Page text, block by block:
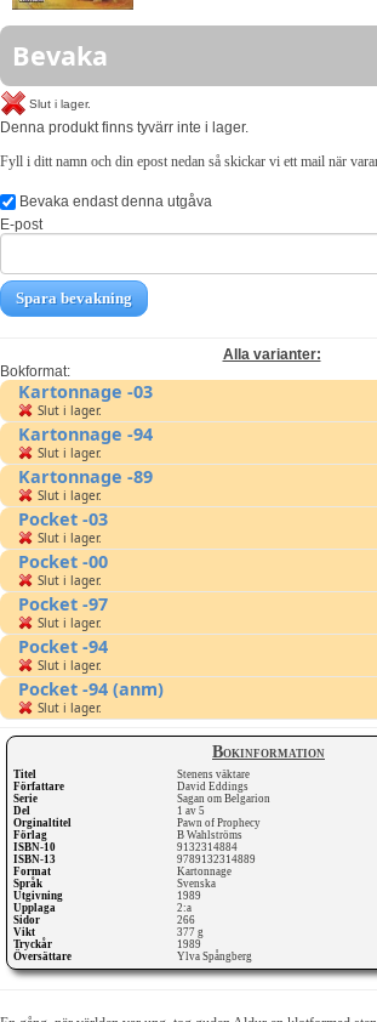
Bokinformation
Titel
Stenens väktare
Författare
David Eddings
Serie
Sagan om Belgarion
Del
1 av 5
Orginaltitel
Pawn of Prophecy
Förlag
B Wahlströms
ISBN-10
9132314884
ISBN-13
9789132314889
Format
Kartonnage
Språk
Svenska
Utgivning
1989
Upplaga
2:a
Sidor
266
Vikt
377 g
Tryckår
1989
Översättare
Ylva Spångberg
Bevaka
Slut i lager.
Denna produkt finns tyvärr inte i lager.
Fyll i ditt namn och din epost nedan så skickar vi ett mail när
Bevaka endast denna utgåva
E-post
Spara bevakning
Alla varianter:
Bokformat:
Kartonnage -03
Slut i lager.
Kartonnage -94
Slut i lager.
Kartonnage -89
Slut i lager.
Pocket -03
Slut i lager.
Pocket -00
Slut i lager.
Pocket -97
Slut i lager.
Pocket -94
Slut i lager.
Pocket -94 (anm)
Slut i lager.